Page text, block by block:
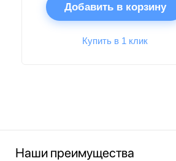
Добавить в корзину
Купить в 1 клик
Наши преимущества